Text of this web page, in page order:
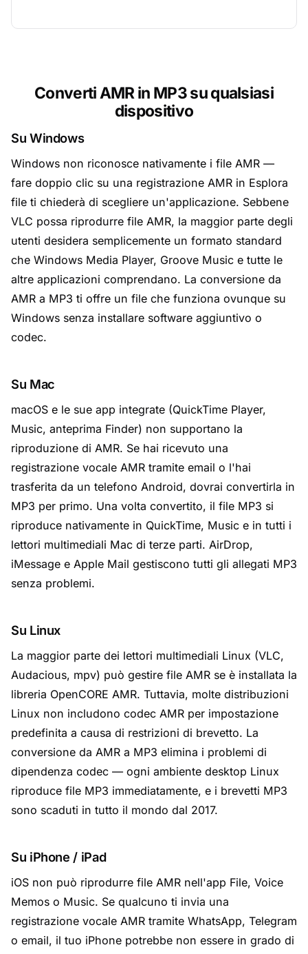
Converti AMR in MP3 su qualsiasi
dispositivo
Su Windows
Windows non riconosce nativamente i file AMR —
fare doppio clic su una registrazione AMR in Esplora
file ti chiederà di scegliere un'applicazione. Sebbene
VLC possa riprodurre file AMR, la maggior parte degli
utenti desidera semplicemente un formato standard
che Windows Media Player, Groove Music e tutte le
altre applicazioni comprendano. La conversione da
AMR a MP3 ti offre un file che funziona ovunque su
Windows senza installare software aggiuntivo o
codec.
Su Mac
macOS e le sue app integrate (QuickTime Player,
Music, anteprima Finder) non supportano la
riproduzione di AMR. Se hai ricevuto una
registrazione vocale AMR tramite email o l'hai
trasferita da un telefono Android, dovrai convertirla in
MP3 per primo. Una volta convertito, il file MP3 si
riproduce nativamente in QuickTime, Music e in tutti i
lettori multimediali Mac di terze parti. AirDrop,
iMessage e Apple Mail gestiscono tutti gli allegati MP3
senza problemi.
Su Linux
La maggior parte dei lettori multimediali Linux (VLC,
Audacious, mpv) può gestire file AMR se è installata la
libreria OpenCORE AMR. Tuttavia, molte distribuzioni
Linux non includono codec AMR per impostazione
predefinita a causa di restrizioni di brevetto. La
conversione da AMR a MP3 elimina i problemi di
dipendenza codec — ogni ambiente desktop Linux
riproduce file MP3 immediatamente, e i brevetti MP3
sono scaduti in tutto il mondo dal 2017.
Su iPhone / iPad
iOS non può riprodurre file AMR nell'app File, Voice
Memos o Music. Se qualcuno ti invia una
registrazione vocale AMR tramite WhatsApp, Telegram
o email, il tuo iPhone potrebbe non essere in grado di